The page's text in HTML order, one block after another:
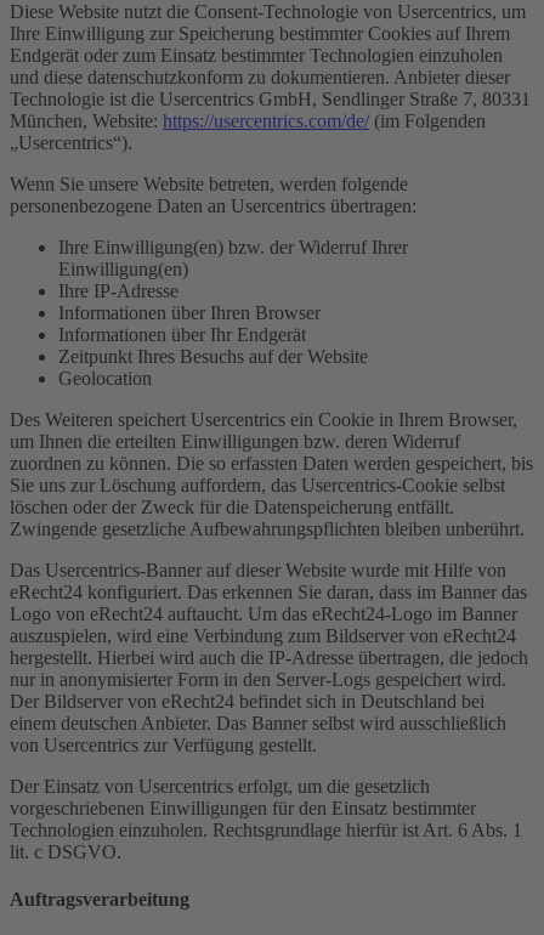
Diese Website nutzt die Consent-Technologie von Usercentrics, um
Ihre Einwilligung zur Speicherung bestimmter Cookies auf Ihrem
Endgerät oder zum Einsatz bestimmter Technologien einzuholen
und diese datenschutzkonform zu dokumentieren. Anbieter dieser
Technologie ist die Usercentrics GmbH, Sendlinger Straße 7, 80331
München, Website: https://usercentrics.com/de/ (im Folgenden
„Usercentrics“).
Wenn Sie unsere Website betreten, werden folgende
personenbezogene Daten an Usercentrics übertragen:
Ihre Einwilligung(en) bzw. der Widerruf Ihrer
Einwilligung(en)
Ihre IP-Adresse
Informationen über Ihren Browser
Informationen über Ihr Endgerät
Zeitpunkt Ihres Besuchs auf der Website
Geolocation
Des Weiteren speichert Usercentrics ein Cookie in Ihrem Browser,
um Ihnen die erteilten Einwilligungen bzw. deren Widerruf
zuordnen zu können. Die so erfassten Daten werden gespeichert, bis
Sie uns zur Löschung auffordern, das Usercentrics-Cookie selbst
löschen oder der Zweck für die Datenspeicherung entfällt.
Zwingende gesetzliche Aufbewahrungspflichten bleiben unberührt.
Das Usercentrics-Banner auf dieser Website wurde mit Hilfe von
eRecht24 konfiguriert. Das erkennen Sie daran, dass im Banner das
Logo von eRecht24 auftaucht. Um das eRecht24-Logo im Banner
auszuspielen, wird eine Verbindung zum Bildserver von eRecht24
hergestellt. Hierbei wird auch die IP-Adresse übertragen, die jedoch
nur in anonymisierter Form in den Server-Logs gespeichert wird.
Der Bildserver von eRecht24 befindet sich in Deutschland bei
einem deutschen Anbieter. Das Banner selbst wird ausschließlich
von Usercentrics zur Verfügung gestellt.
Der Einsatz von Usercentrics erfolgt, um die gesetzlich
vorgeschriebenen Einwilligungen für den Einsatz bestimmter
Technologien einzuholen. Rechtsgrundlage hierfür ist Art. 6 Abs. 1
lit. c DSGVO.
Auftragsverarbeitung